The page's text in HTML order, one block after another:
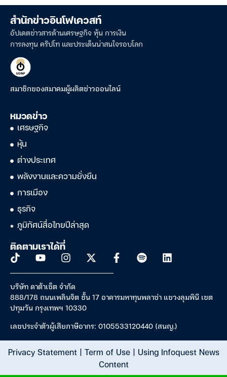
สำนักข่าวอินโฟเควสท์
อัปเดตข่าวสารด้านเศรษฐกิจ หุ้น การเงิน
การลงทุน คริปโท และประเด็นน่าสนใจรอบโลก
สมาชิกของสมาคมผู้ผลิตข่าวออนไลน์
หมวดข่าว
เศรษฐกิจ
หุ้น
ต่างประเทศ
พลังงานและความยั่งยืน
การเมือง
ธุรกิจ
ภูมิทัศน์สื่อไทยปีล่าสุด
ติดตามเราได้ที่
บริษัท ดาต้าเซ็ต จำกัด
888/178 ถนนเพลินจิต ชั้น 17 อาคารมหาทุนพลาซ่า แขวงลุมพินี เขต
ปทุมวัน กรุงเทพฯ 10330
เลขประจำตัวผู้เสียภาษีอากร: 0105533120440 (สนญ.)
Privacy Statement| Term of Use| Using Infoquest News
Content